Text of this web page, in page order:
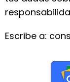
Escribe a: